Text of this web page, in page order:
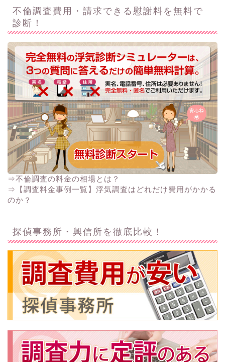
不倫調査費用・請求できる慰謝料を無料で
診断！
⇒不倫調査の料金の相場とは？
⇒【調査料金事例一覧】浮気調査はどれだけ費用がかかる
のか？
探偵事務所・興信所を徹底比較！